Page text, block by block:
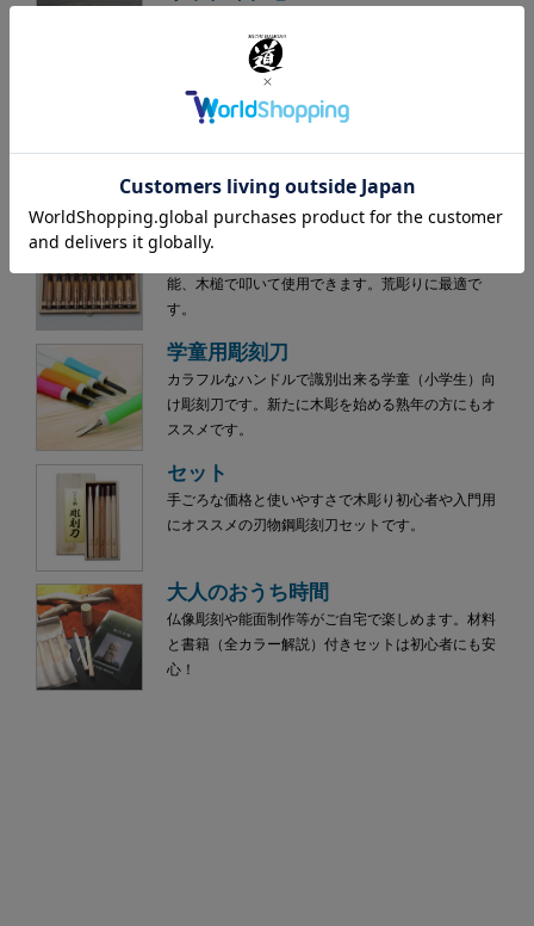
や木工作業に便利なのみです。硬い木にも強く、刃
持ちも抜群です。
小細工のみ
木彫のみ
安来鋼白紙2号を使用。下がり輪がついているので玄
能、木槌で叩いて使用できます。荒彫りに最適で
す。
学童用彫刻刀
カラフルなハンドルで識別出来る学童（小学生）向
け彫刻刀です。新たに木彫を始める熟年の方にもオ
ススメです。
セット
手ごろな価格と使いやすさで木彫り初心者や入門用
にオススメの刃物鋼彫刻刀セットです。
大人のおうち時間
仏像彫刻や能面制作等がご自宅で楽しめます。材料
と書籍（全カラー解説）付きセットは初心者にも安
心！